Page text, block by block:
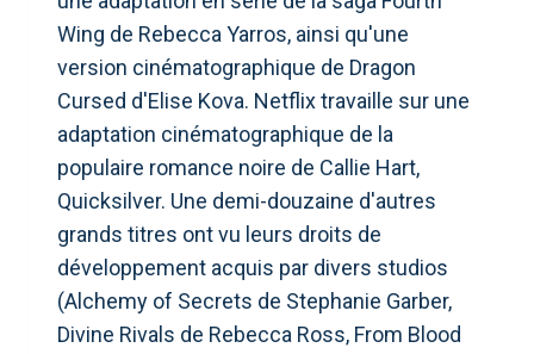
Wing de Rebecca Yarros, ainsi qu'une
version cinématographique de Dragon
Cursed d'Elise Kova. Netflix travaille sur une
adaptation cinématographique de la
populaire romance noire de Callie Hart,
Quicksilver. Une demi-douzaine d'autres
grands titres ont vu leurs droits de
développement acquis par divers studios
(Alchemy of Secrets de Stephanie Garber,
Divine Rivals de Rebecca Ross, From Blood